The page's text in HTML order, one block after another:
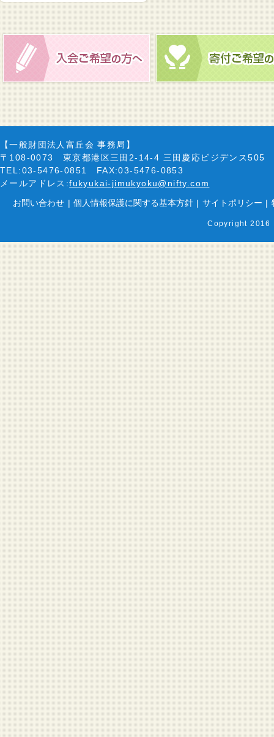
【一般財団法人富丘会 事務局】
〒108-0073 東京都港区三田2-14-4 三田慶応ビジデンス505
TEL:03-5476-0851 FAX:03-5476-0853
メールアドレス:fukyukai-jimukyoku@nifty.com
お問い合わせ | 個人情報保護に関する基本方針 | サイトポリシー |
Copyright 2016